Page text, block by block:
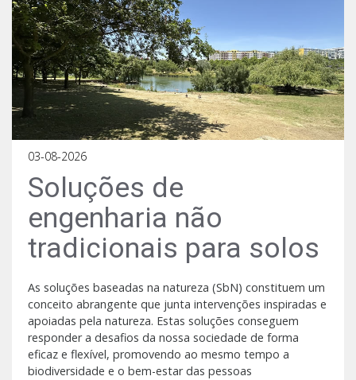
03-08-2026
Soluções de
engenharia não
tradicionais para solos
As soluções baseadas na natureza (SbN) constituem um
conceito abrangente que junta intervenções inspiradas e
apoiadas pela natureza. Estas soluções conseguem
responder a desafios da nossa sociedade de forma
eficaz e flexível, promovendo ao mesmo tempo a
biodiversidade e o bem-estar das pessoas